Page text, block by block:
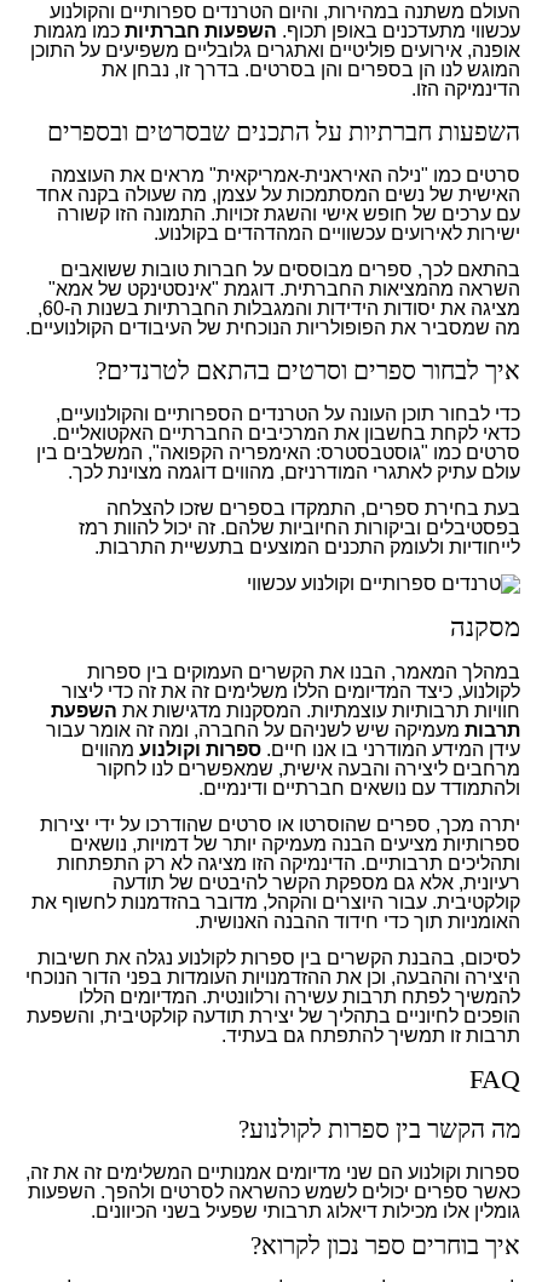
העולם משתנה במהירות, והיום הטרנדים ספרותיים והקולנוע
עכשווי מתעדכנים באופן תכוף. השפעות חברתיותכמו מגמות
אופנה, אירועים פוליטיים ואתגרים גלובליים משפיעים על התוכן
המוגש לנו הן בספרים והן בסרטים. בדרך זו, נבחן את
הדינמיקה הזו.
השפעות חברתיות על התכנים שבסרטים ובספרים
סרטים כמו "נילה האיראנית-אמריקאית" מראים את העוצמה
האישית של נשים המסתמכות על עצמן, מה שעולה בקנה אחד
עם ערכים של חופש אישי והשגת זכויות. התמונה הזו קשורה
ישירות לאירועים עכשוויים המהדהדים בקולנוע.
בהתאם לכך, ספרים מבוססים על חברות טובות ששואבים
השראה מהמציאות החברתית. דוגמת "אינסטינקט של אמא"
מציגה את יסודות הידידות והמגבלות החברתיות בשנות ה-60,
מה שמסביר את הפופולריות הנוכחית של העיבודים הקולנועיים.
איך לבחור ספרים וסרטים בהתאם לטרנדים?
כדי לבחור תוכן העונה על הטרנדים הספרותיים והקולנועיים,
כדאי לקחת בחשבון את המרכיבים החברתיים האקטואליים.
סרטים כמו "גוסטבסטרס: האימפריה הקפואה", המשלבים בין
עולם עתיק לאתגרי המודרניזם, מהווים דוגמה מצוינת לכך.
בעת בחירת ספרים, התמקדו בספרים שזכו להצלחה
בפסטיבלים וביקורות החיוביות שלהם. זה יכול להוות רמז
לייחודיות ולעומק התכנים המוצעים בתעשיית התרבות.
מסקנה
במהלך המאמר, הבנו את הקשרים העמוקים בין ספרות
לקולנוע, כיצד המדיומים הללו משלימים זה את זה כדי ליצור
חוויות תרבותיות עוצמתיות. המסקנות מדגישות את השפעת
תרבותמעמיקה שיש לשניהם על החברה, ומה זה אומר עבור
עידן המידע המודרני בו אנו חיים. ספרות וקולנועמהווים
מרחבים ליצירה והבעה אישית, שמאפשרים לנו לחקור
ולהתמודד עם נושאים חברתיים ודינמיים.
יתרה מכך, ספרים שהוסרטו או סרטים שהודרכו על ידי יצירות
ספרותיות מציעים הבנה מעמיקה יותר של דמויות, נושאים
ותהליכים תרבותיים. הדינמיקה הזו מציגה לא רק התפתחות
רעיונית, אלא גם מספקת הקשר להיבטים של תודעה
קולקטיבית. עבור היוצרים והקהל, מדובר בהזדמנות לחשוף את
האומניות תוך כדי חידוד ההבנה האנושית.
לסיכום, בהבנת הקשרים בין ספרות לקולנוע נגלה את חשיבות
היצירה וההבעה, וכן את ההזדמנויות העומדות בפני הדור הנוכחי
להמשיך לפתח תרבות עשירה ורלוונטית. המדיומים הללו
הופכים לחיוניים בתהליך של יצירת תודעה קולקטיבית, והשפעת
תרבות זו תמשיך להתפתח גם בעתיד.
FAQ
מה הקשר בין ספרות לקולנוע?
ספרות וקולנוע הם שני מדיומים אמנותיים המשלימים זה את זה,
כאשר ספרים יכולים לשמש כהשראה לסרטים ולהפך. השפעות
גומלין אלו מכילות דיאלוג תרבותי שפעיל בשני הכיוונים.
איך בוחרים ספר נכון לקרוא?